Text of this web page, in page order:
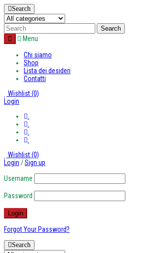
Search
Menu
Chi siamo
Shop
Lista dei desideri
Contatti
Wishlist(0)
Login
Skip
to
Wishlist(0)
Login /Sign up
Username
Password
Forgot Your Password?
Search